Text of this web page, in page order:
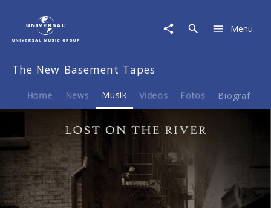
Basement
Tapes
Musik
On
Menu
The New Basement Tapes
Home News Musik Videos Fotos Biografie